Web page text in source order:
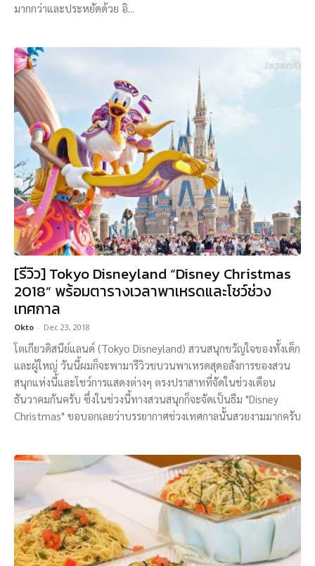
มากกว่าและประหยัดด้วย อิ...
[รีวิว] Tokyo Disneyland “Disney Christmas
2018” พร้อมตารางเวลาพาเหรดและโชว์ช่วง
เทศกาล
Okto - Dec 23, 2018
โตเกียวดิสนีย์แลนด์ (Tokyo Disneyland) สวนสนุกขวัญใจของทั้งเด็ก
และผู้ใหญ่ วันนี้ผมก็จะพามารีวิวขบวนพาเหรดสุดอลังการของสวน
สนุกแห่งนี้และโชว์การแสดงต่างๆ ตรงปราสาทที่จัดในช่วงเดือน
ธันวาคมกันครับ ซึ่งในช่วงนี้ทางสวนสนุกก็จะจัดเป็นธีม "Disney
Christmas" ขอบอกเลยว่าบรรยากาศช่วงเทศกาลนั้นสวยงามมากครับ